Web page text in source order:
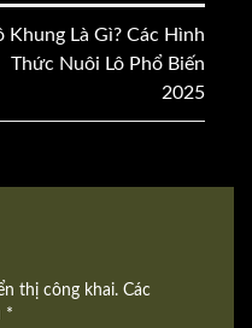
Khung Là Gì? Các Hình
Thức Nuôi Lô Phổ Biến
2025
thị công khai. Các
*